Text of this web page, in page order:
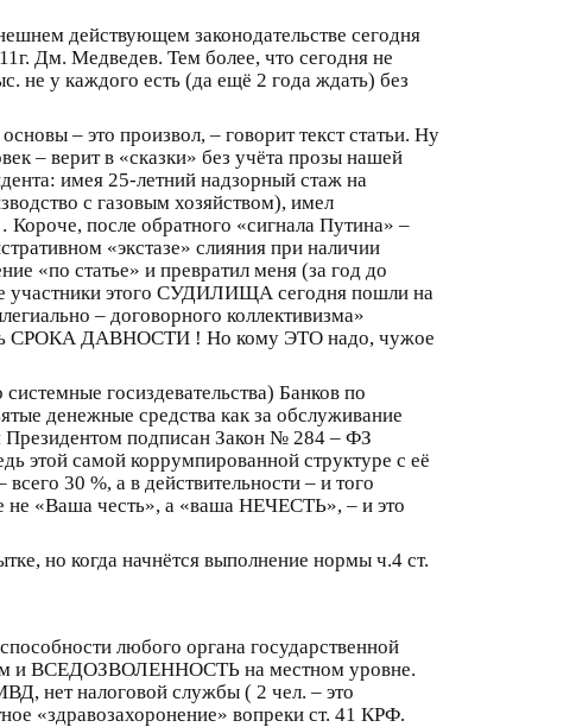
действующем законодательстве сегодня
Дм. Медведев. Тем более, что сегодня не
не у каждого есть (да ещё 2 года ждать) без
– это произвол, – говорит текст статьи. Ну
– верит в «сказки» без учёта прозы нашей
имея 25-летний надзорный стаж на
с газовым хозяйством), имел
после обратного «сигнала Путина» –
«экстазе» слияния при наличии
«по статье» и превратил меня (за год до
участники этого СУДИЛИЩА сегодня пошли на
– договорного коллективизма»
СРОКА ДАВНОСТИ ! Но кому ЭТО надо, чужое
госиздевательства) Банков по
денежные средства как за обслуживание
Президентом подписан Закон № 284 – ФЗ
этой самой коррумпированной структуре с её
30 %, а в действительности – и того
не «Ваша честь», а «ваша НЕЧЕСТЬ», – и это
но когда начнётся выполнение нормы ч.4 ст.
любого органа государственной
и ВСЕДОЗВОЛЕННОСТЬ на местном уровне.
нет налоговой службы ( 2 чел. – это
«здравозахоронение» вопреки ст. 41 КРФ.